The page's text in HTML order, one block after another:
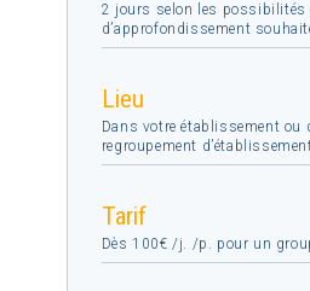
2 jours selon les possibilités
d’approfondissement
Lieu
Dans votre établissement ou
regroupement
Tarif
Dès 100€ /j. /p. pour un